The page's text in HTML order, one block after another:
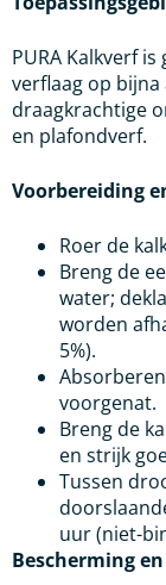
PURA Kalkverf
verflaag op
draagkrachtige
en plafondverf.
Voorbereiding
Roer de
Breng de
water;
worden
5%).
voorgenat.
Breng de
en strijk
Tussen
uur (niet-
Bescherming